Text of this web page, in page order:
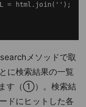
= html.join('');
メソッドで取
に検索結果の一覧
す（①）。検索結
ドにヒットした各